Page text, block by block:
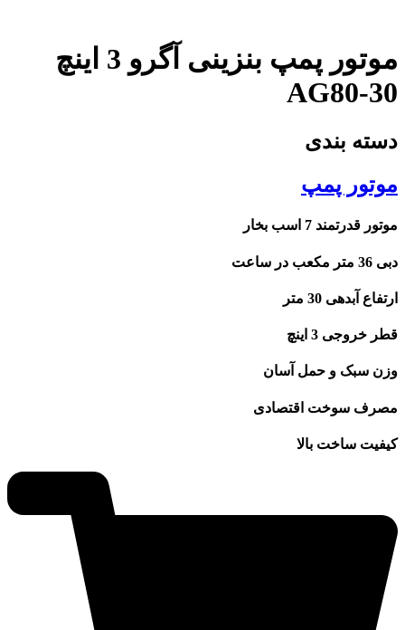
موتور پمپ بنزینی آگرو 3 اینچ
AG80-30
دسته بندی
موتور پمپ
موتور قدرتمند 7 اسب بخار
دبی 36 متر مکعب در ساعت
ارتفاع آبدهی 30 متر
قطر خروجی 3 اینچ
وزن سبک و حمل آسان
مصرف سوخت اقتصادی
کیفیت ساخت بالا